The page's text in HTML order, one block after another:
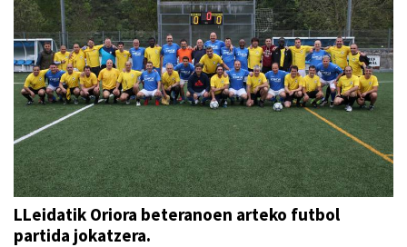
LLeidatik Oriora beteranoen arteko futbol
partida jokatzera.